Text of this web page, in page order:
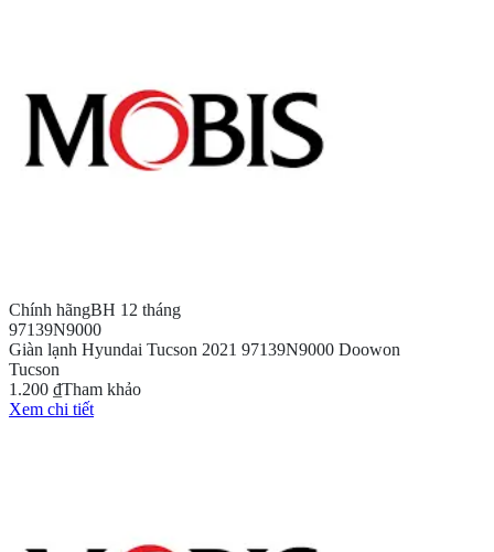
Chính hãngBH 12 tháng
97139N9000
Giàn lạnh Hyundai Tucson 2021 97139N9000 Doowon
Tucson
1.200 ₫Tham khảo
Xem chi tiết